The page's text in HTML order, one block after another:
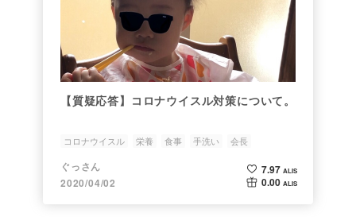
【質疑応答】コロナウイスル対策について。
コロナウイスル 栄養 食事 手洗い 会長
ぐっさん
2020/04/02
7.97 ALIS
0.00 ALIS